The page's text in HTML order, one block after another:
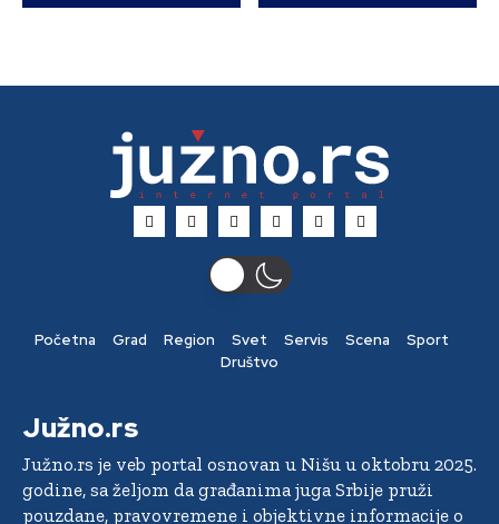
Početna Grad Region Svet Servis Scena
Sport
Društvo
Južno.rs
Južno.rs je veb portal osnovan u Nišu u oktobru 2025.
godine, sa željom da građanima juga Srbije pruži
pouzdane, pravovremene i objektivne informacije o